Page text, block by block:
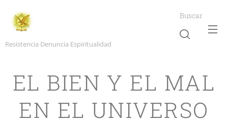
Resistencia Denuncia Espiritualidad
Buscar
EL BIEN Y EL MAL
EN EL UNIVERSO